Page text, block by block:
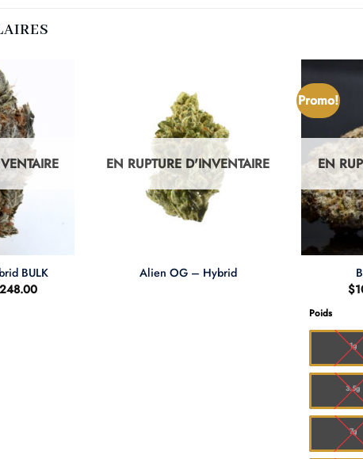
BULK
Plage
EN RUPTURE D'INVENTAIRE
Alien OG – Hybrid
Promo!
EN
$
Poids
1g
3.5g
7g